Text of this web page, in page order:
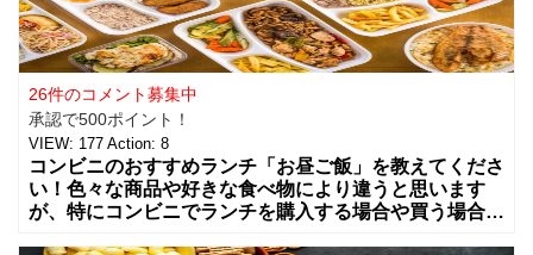
26件のコメント募集中
承認で500ポイント！
VIEW: 177 Action: 8
コンビニのおすすめランチ「お昼ご飯」を教えてくださ
い！色々な商品や好きな食べ物により違うと思います
が、特にコンビニでランチを購入する場合や買う場合に